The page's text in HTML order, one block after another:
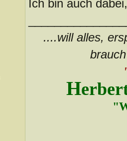
Ich bin auch
....will alles,
Herber